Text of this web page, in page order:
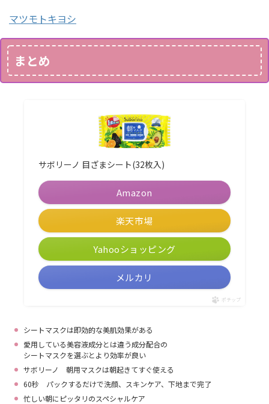
マツモトキヨシ
まとめ
サボリーノ 目ざまシート(32枚入)
Amazon
楽天市場
Yahooショッピング
メルカリ
ポチップ
シートマスクは即効的な美肌効果がある
愛用している美容液成分とは違う成分配合の
シートマスクを選ぶとより効率が良い
サボリーノ 朝用マスクは朝起きてすぐ使える
60秒 パックするだけで洗顔、スキンケア、下地まで完了
忙しい朝にピッタリのスペシャルケア